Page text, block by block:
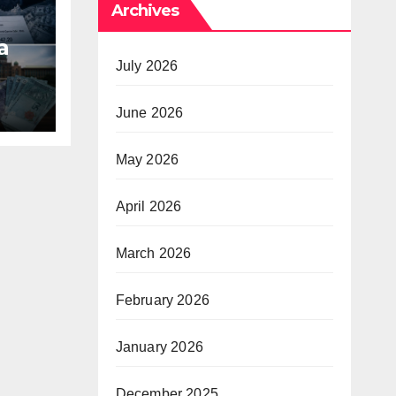
Archives
July 2026
June 2026
May 2026
April 2026
March 2026
February 2026
January 2026